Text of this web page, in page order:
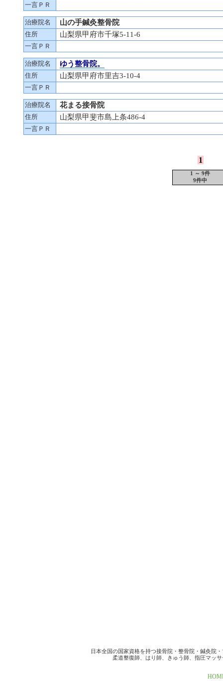
一言ＰＲ
治療院名 山の手鍼灸整骨院
住所 山梨県甲府市千塚5-11-6
一言ＰＲ
治療院名 ゆう整骨院。
住所 山梨県甲府市里吉3-10-4
一言ＰＲ
治療院名 花まる接骨院
住所 山梨県甲斐市島上条486-4
一言ＰＲ
1
1 ～ 9件
9件中
日本全国の国家資格を持つ接骨院・整骨院・鍼灸院
柔道整復師、はり師、きゅう師、指圧マッ